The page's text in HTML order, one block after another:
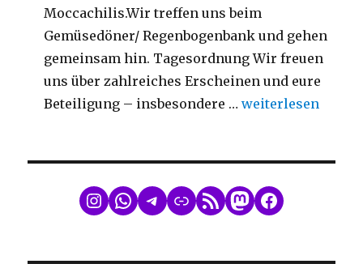
Moccachilis.Wir treffen uns beim
Gemüsedöner/ Regenbogenbank und gehen
gemeinsam hin. Tagesordnung Wir freuen
uns über zahlreiches Erscheinen und eure
Beteiligung – insbesondere …weiterlesen
WhatsApp
Telegram
LinkRSS FeedMastodon
Facebook